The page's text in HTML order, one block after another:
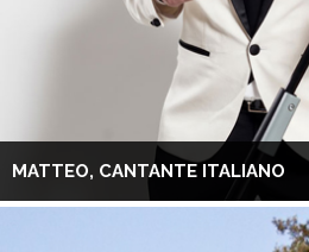
MATTEO, CANTANTE ITALIANO